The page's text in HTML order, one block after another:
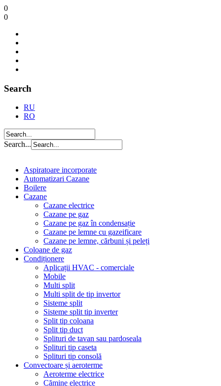
0
0
Search
RU
RO
Search...
Aspiratoare incorporate
Automatizari Cazane
Boilere
Cazane
Cazane electrice
Cazane pe gaz
Cazane pe gaz în condensație
Cazane pe lemne cu gazeificare
Cazane pe lemne, cărbuni și peleți
Coloane de gaz
Condiționere
Aplicații HVAC - comerciale
Mobile
Multi split
Multi split de tip invertor
Sisteme split
Sisteme split tip inverter
Split tip coloana
Split tip duct
Splituri de tavan sau pardoseala
Splituri tip caseta
Splituri tip consolă
Convectoare și aeroterme
Aeroterme electrice
Cămine electrice